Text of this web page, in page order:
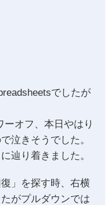
でしたが
オフ、本日やはり
泣きそうでした。
辿り着きました。
」を探す時、右横
がプルダウンでは